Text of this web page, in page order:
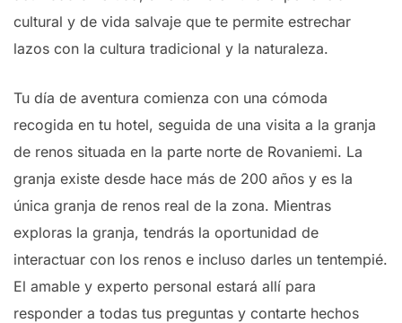
cultural y de vida salvaje que te permite estrechar
lazos con la cultura tradicional y la naturaleza.
Tu día de aventura comienza con una cómoda
recogida en tu hotel, seguida de una visita a la granja
de renos situada en la parte norte de Rovaniemi. La
granja existe desde hace más de 200 años y es la
única granja de renos real de la zona. Mientras
exploras la granja, tendrás la oportunidad de
interactuar con los renos e incluso darles un tentempié.
El amable y experto personal estará allí para
responder a todas tus preguntas y contarte hechos